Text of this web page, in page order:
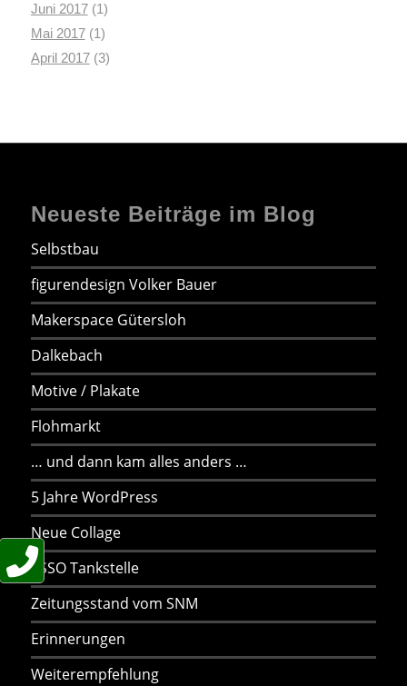
Juni 2017(1)
Mai 2017(1)
April 2017(3)
Neueste Beiträge im Blog
Selbstbau
figurendesign Volker Bauer
Makerspace Gütersloh
Dalkebach
Motive / Plakate
Flohmarkt
… und dann kam alles anders …
5 Jahre WordPress
Neue Collage
ESSO Tankstelle
Zeitungsstand vom SNM
Erinnerungen
Weiterempfehlung